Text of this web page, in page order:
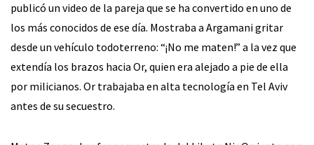
publicó un video de la pareja que se ha convertido en uno de
los más conocidos de ese día. Mostraba a Argamani gritar
desde un vehículo todoterreno: “¡No me maten!” a la vez que
extendía los brazos hacia Or, quien era alejado a pie de ella
por milicianos. Or trabajaba en alta tecnología en Tel Aviv
antes de su secuestro.